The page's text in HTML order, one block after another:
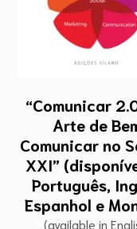
“Comunicar
Arte de
Comunicar no
XXI”
Português,
Espanhol e
(available in